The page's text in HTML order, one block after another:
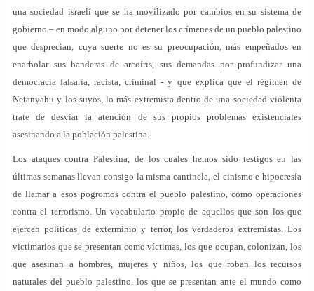
una sociedad israelí que se ha movilizado por cambios en su sistema de
gobierno – en modo alguno por detener los crímenes de un pueblo palestino
que desprecian, cuya suerte no es su preocupación, más empeñados en
enarbolar sus banderas de arcoíris, sus demandas por profundizar una
democracia falsaría, racista, criminal - y que explica que el régimen de
Netanyahu y los suyos, lo más extremista dentro de una sociedad violenta
trate de desviar la atención de sus propios problemas existenciales
asesinando a la población palestina.
Los ataques contra Palestina, de los cuales hemos sido testigos en las
últimas semanas llevan consigo la misma cantinela, el cinismo e hipocresía
de llamar a esos pogromos contra el pueblo palestino, como operaciones
contra el terrorismo. Un vocabulario propio de aquellos que son los que
ejercen políticas de exterminio y terror, los verdaderos extremistas. Los
victimarios que se presentan como víctimas, los que ocupan, colonizan, los
que asesinan a hombres, mujeres y niños, los que roban los recursos
naturales del pueblo palestino, los que se presentan ante el mundo como